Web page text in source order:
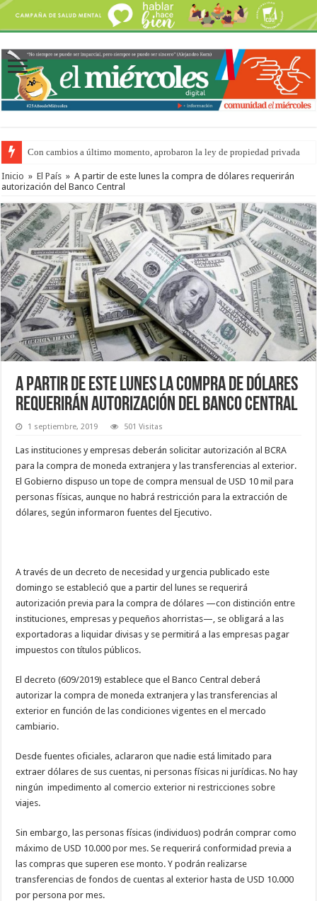
Con cambios a último momento, aprobaron la ley de propiedad privada
Adopción en Entre Ríos: el 35% de los 90 niños, niñas y adolescentes que
Inicio » El País » A partir de este lunes la compra de dólares requerirán
autorización del Banco Central
A partir de este lunes la compra de dólares
requerirán autorización del Banco Central
1 septiembre, 2019 501 Visitas
Las instituciones y empresas deberán solicitar autorización al BCRA
para la compra de moneda extranjera y las transferencias al exterior.
El Gobierno dispuso un tope de compra mensual de USD 10 mil para
personas físicas, aunque no habrá restricción para la extracción de
dólares, según informaron fuentes del Ejecutivo.
A través de un decreto de necesidad y urgencia publicado este
domingo se estableció que a partir del lunes se requerirá
autorización previa para la compra de dólares —con distinción entre
instituciones, empresas y pequeños ahorristas—, se obligará a las
exportadoras a liquidar divisas y se permitirá a las empresas pagar
impuestos con títulos públicos.
El decreto (609/2019) establece que el Banco Central deberá
autorizar la compra de moneda extranjera y las transferencias al
exterior en función de las condiciones vigentes en el mercado
cambiario.
Desde fuentes oficiales, aclararon que nadie está limitado para
extraer dólares de sus cuentas, ni personas físicas ni jurídicas. No hay
ningún impedimento al comercio exterior ni restricciones sobre
viajes.
Sin embargo, las personas físicas (individuos) podrán comprar como
máximo de USD 10.000 por mes. Se requerirá conformidad previa a
las compras que superen ese monto. Y podrán realizarse
transferencias de fondos de cuentas al exterior hasta de USD 10.000
por persona por mes.